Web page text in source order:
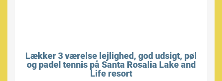
Lækker 3 værelse lejlighed, god udsigt, pøl
og padel tennis på Santa Rosalia Lake and
Life resort